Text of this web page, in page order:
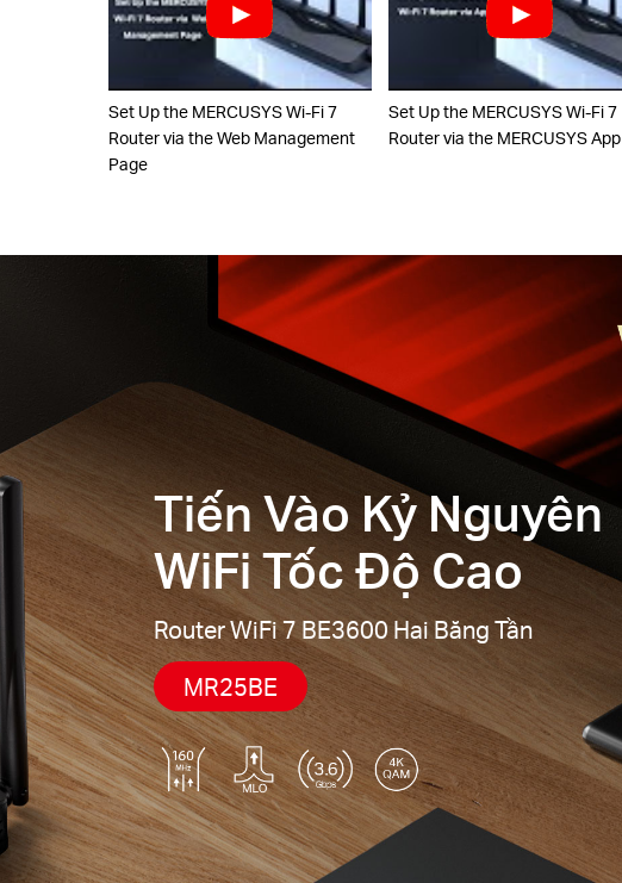
Set Up the MERCUSYS Wi-Fi 7
Router via the Web Management
Page
Set Up the MERCUSYS Wi-Fi 7
Router via the MERCUSYS App
Tiến Vào Kỷ Nguyên
WiFi Tốc Độ Cao
Router WiFi 7 BE3600 Hai Băng Tần
MR25BE